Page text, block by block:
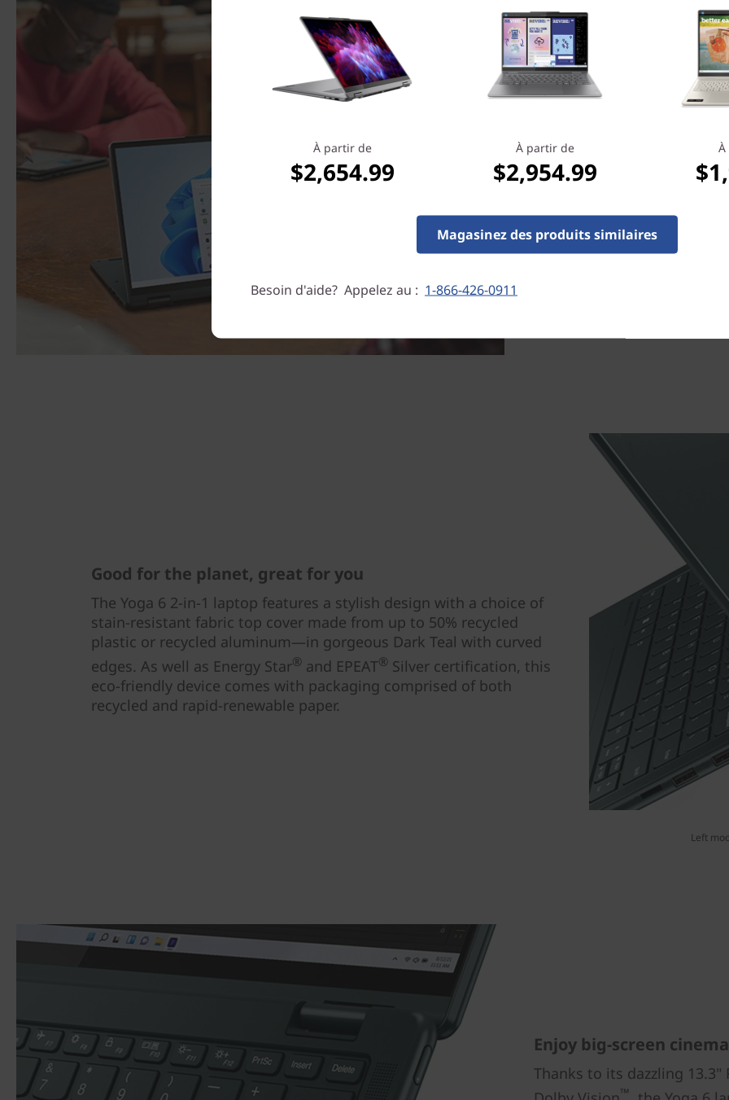
AMD power
Radeon
graphics, the
possibilities. Run your
lightning-fast
life thanks to industry-
productive and entertained
Left
Good for the planet, great for you
The Yoga 6 2-in-1 laptop features a stylish design with a choice of
stain-resistant fabric top cover made from up to 50% recycled
plastic or recycled aluminum—in gorgeous Dark Teal with curved
edges. As well as Energy Star® and EPEAT® Silver certification, this
eco-friendly device comes with packaging comprised of both
recycled and rapid-renewable paper.
Enjoy big-screen
Thanks to its dazzling 13.3"
™
À partir de
$2,654.99
À partir de
$2,954.99
Magasinez des produits similaires
Besoin d'aide? Appelez au : 1-866-426-0911